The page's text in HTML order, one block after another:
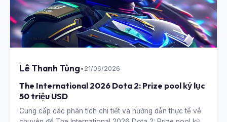
Lê Thanh Tùng • 21/06/2026
The International 2026 Dota 2: Prize pool kỷ lục
50 triệu USD
Cung cấp các phân tích chi tiết và hướng dẫn thực tế về